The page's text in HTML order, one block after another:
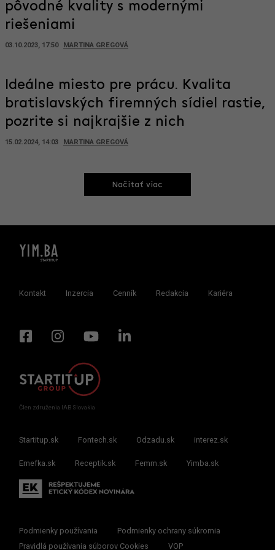
pôvodné kvality s modernými
riešeniami
03.10.2023, 17:50 MARTINA GREGOVÁ
Ideálne miesto pre prácu. Kvalita
bratislavských firemných sídiel rastie,
pozrite si najkrajšie z nich
15.02.2024, 14:03 MARTINA GREGOVÁ
Načitať viac
Kontakt Inzercia Cenník Redakcia Kariéra
Člen združenia IAB Slovakia
Startitup.sk Fontech.sk Odzadu.sk interez.sk
Emefka.sk Receptik.sk Femm.sk Yimba.sk
Podmienky používania
Podmienky ochrany súkromia
Pravidlá používania súborov Cookies
VOP